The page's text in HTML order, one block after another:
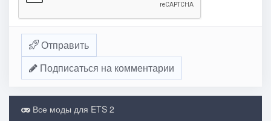
Отправить
Подписаться на комментарии
Все моды для ETS 2